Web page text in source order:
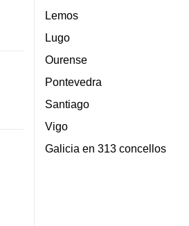
Lemos
Lugo
Ourense
Pontevedra
Santiago
Vigo
Galicia en 313 concellos